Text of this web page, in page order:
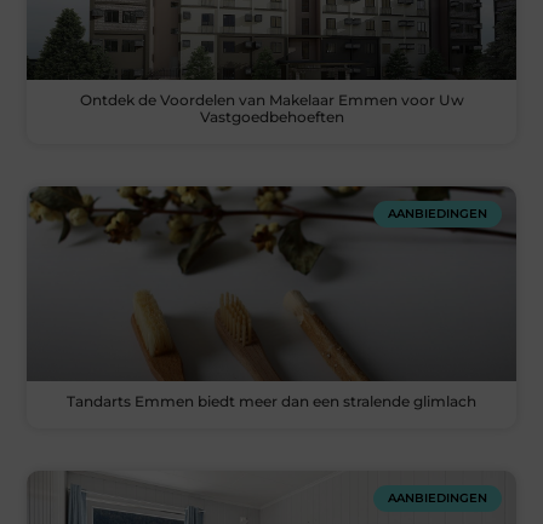
Ontdek de Voordelen van Makelaar Emmen voor Uw
Vastgoedbehoeften
AANBIEDINGEN
Tandarts Emmen biedt meer dan een stralende glimlach
AANBIEDINGEN